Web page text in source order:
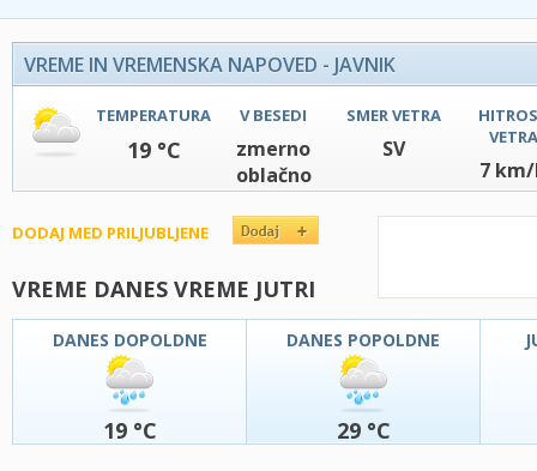
VREME IN VREMENSKA NAPOVED - JAVNIK
TEMPERATURA
19 °C
V BESEDI
zmerno
oblačno
SMER VETRA
SV
VETRA
7
DODAJ MED PRILJUBLJENE
VREME DANES VREME JUTRI
DANES DOPOLDNE
19 °C
DANES POPOLDNE
29 °C